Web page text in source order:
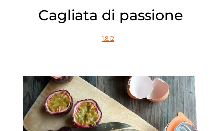
Cagliata di passione
1.8.12